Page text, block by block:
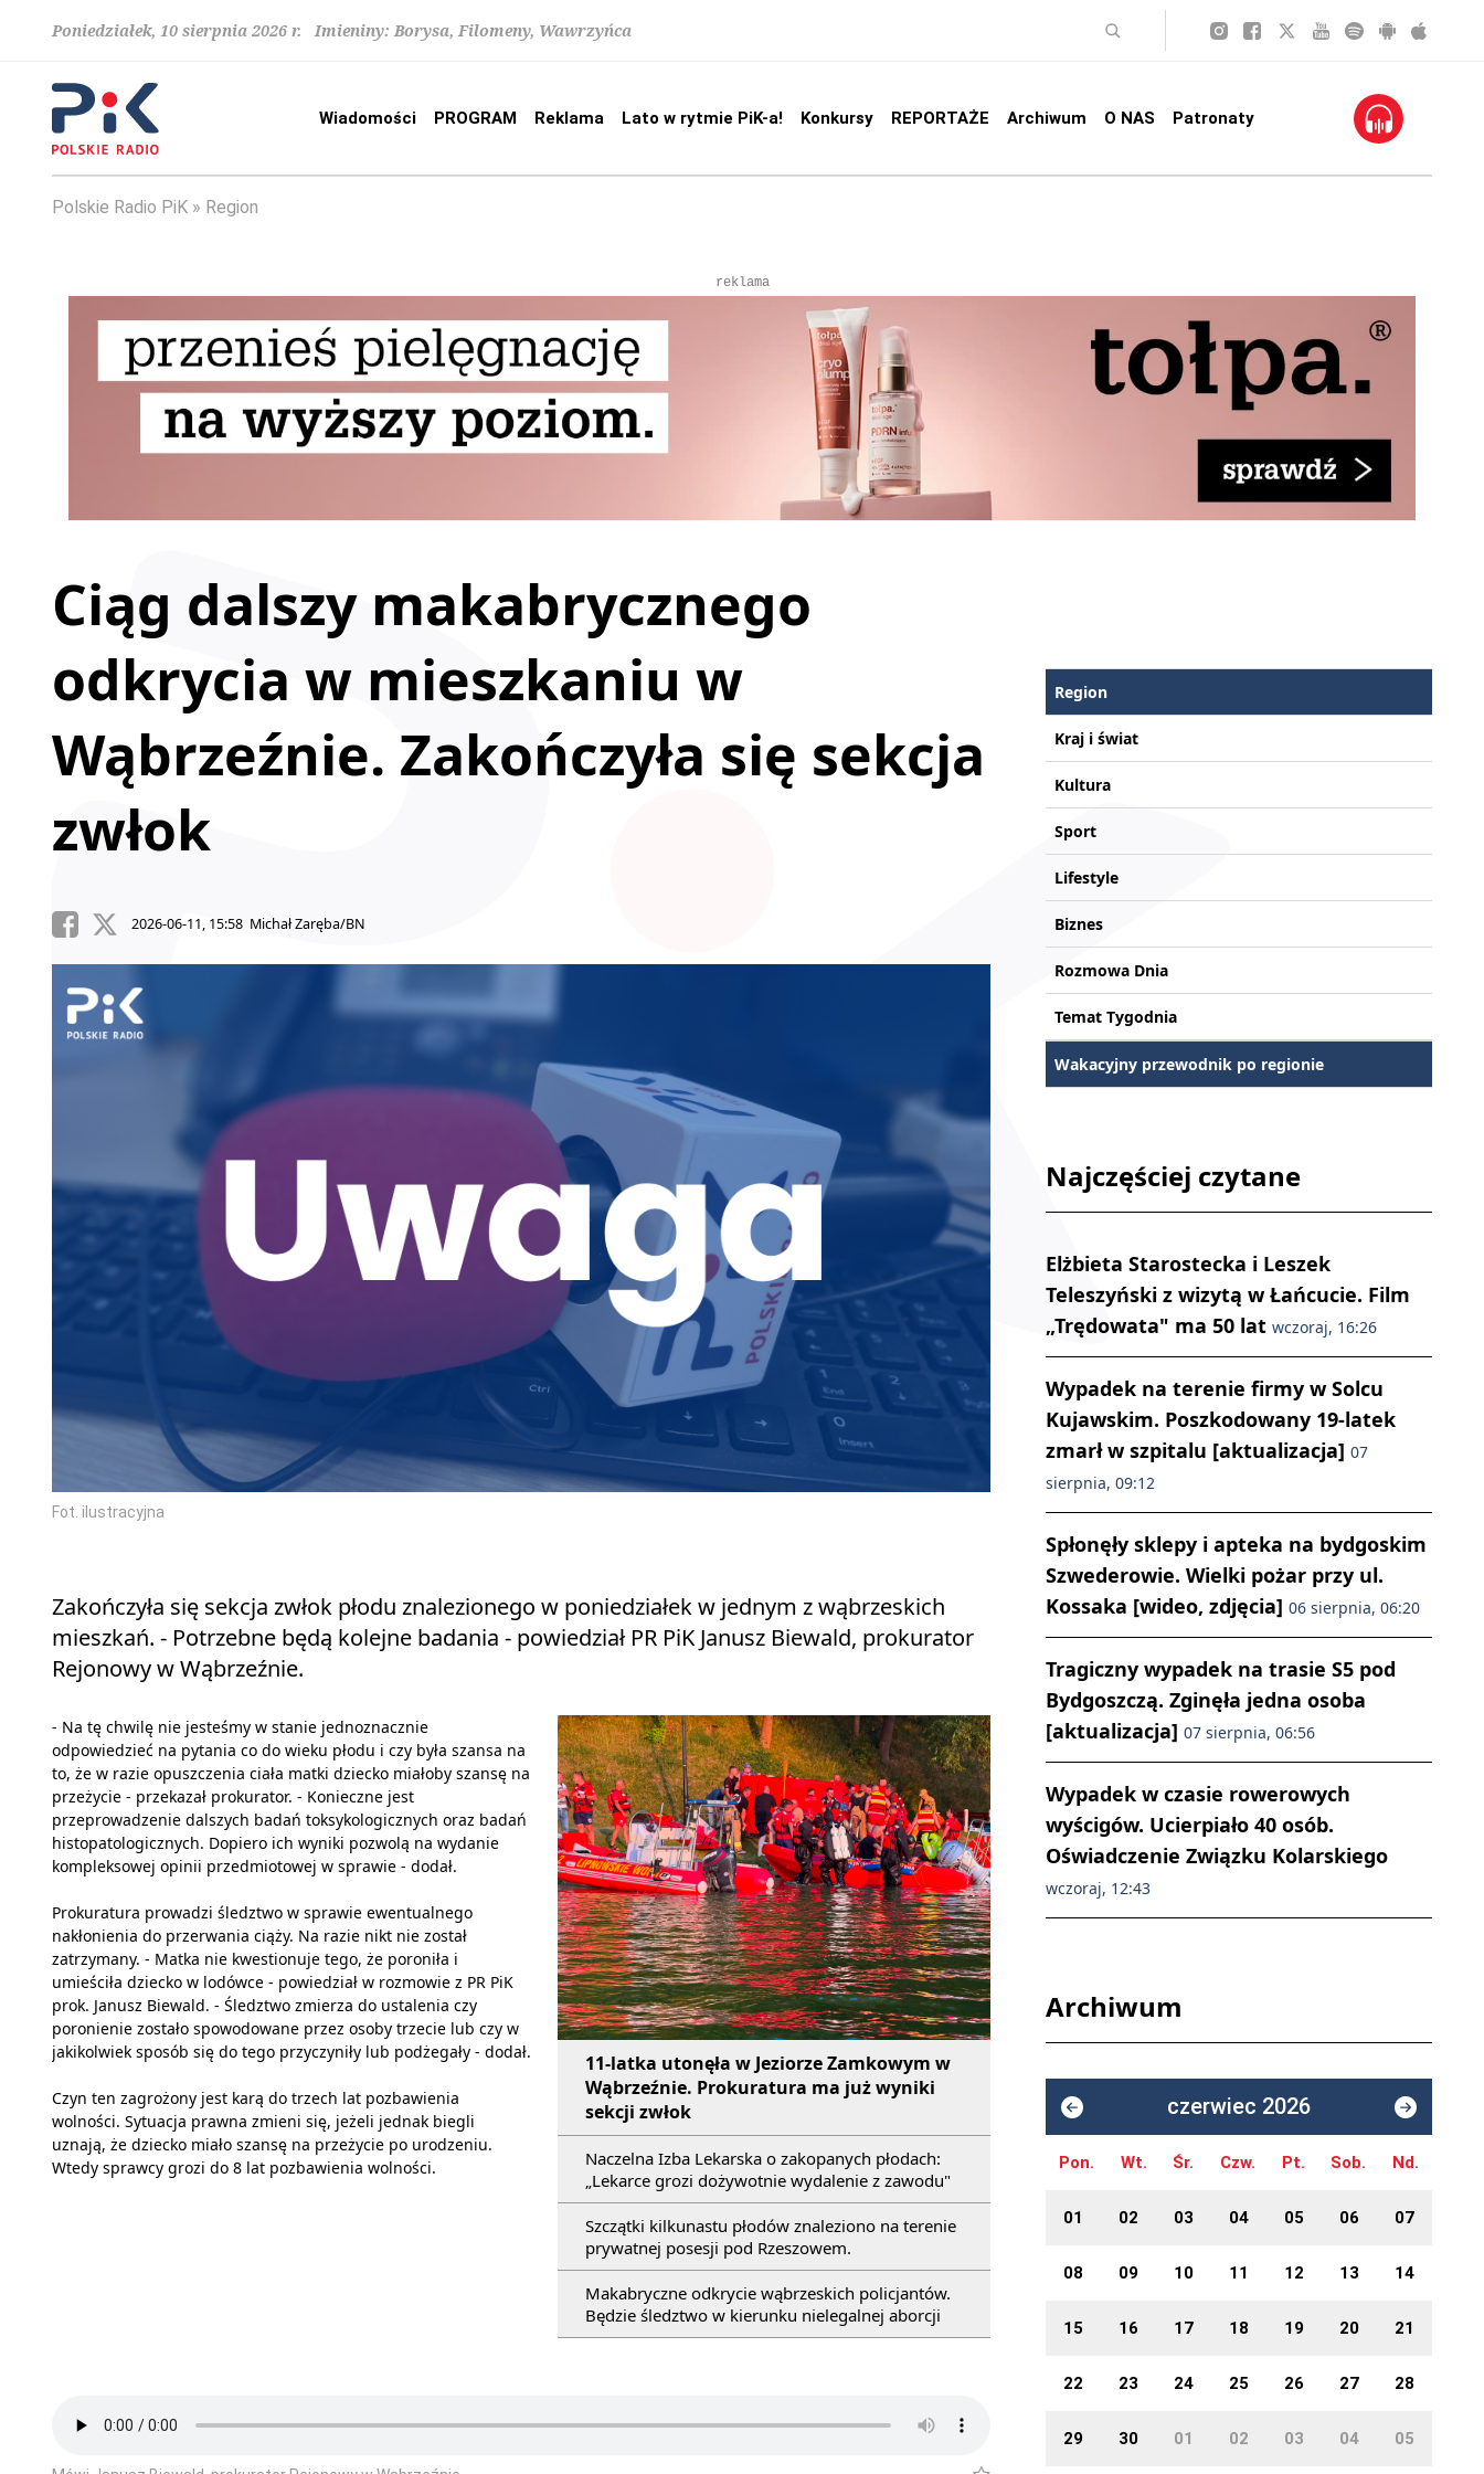
Poniedziałek, 10 sierpnia 2026 r. Imieniny: Borysa, Filomeny, Wawrzyńca
Wiadomości PROGRAM Reklama Lato w rytmie PiK-a! Konkursy REPORTAŻE Archiwum O NAS Patronaty
Polskie Radio PiK Region
reklama
Ciąg dalszy makabrycznego
odkrycia w mieszkaniu w
Wąbrzeźnie. Zakończyła się sekcja
zwłok
2026-06-11, 15:58 Michał Zaręba/BN
Fot. ilustracyjna
Zakończyła się sekcja zwłok płodu znalezionego w poniedziałek w jednym z wąbrzeskich
mieszkań. - Potrzebne będą kolejne badania - powiedział PR PiK Janusz Biewald, prokurator
Rejonowy w Wąbrzeźnie.
11-latka utonęła w Jeziorze Zamkowym w
Wąbrzeźnie. Prokuratura ma już wyniki
sekcji zwłok
Naczelna Izba Lekarska o zakopanych płodach:
„Lekarce grozi dożywotnie wydalenie z zawodu"
Szczątki kilkunastu płodów znaleziono na terenie
prywatnej posesji pod Rzeszowem.
Makabryczne odkrycie wąbrzeskich policjantów.
Będzie śledztwo w kierunku nielegalnej aborcji
- Na tę chwilę nie jesteśmy w stanie jednoznacznie
odpowiedzieć na pytania co do wieku płodu i czy była szansa na
to, że w razie opuszczenia ciała matki dziecko miałoby szansę na
przeżycie - przekazał prokurator. - Konieczne jest
przeprowadzenie dalszych badań toksykologicznych oraz badań
histopatologicznych. Dopiero ich wyniki pozwolą na wydanie
kompleksowej opinii przedmiotowej w sprawie - dodał.
Prokuratura prowadzi śledztwo w sprawie ewentualnego
nakłonienia do przerwania ciąży. Na razie nikt nie został
zatrzymany. - Matka nie kwestionuje tego, że poroniła i
umieściła dziecko w lodówce - powiedział w rozmowie z PR PiK
prok. Janusz Biewald. - Śledztwo zmierza do ustalenia czy
poronienie zostało spowodowane przez osoby trzecie lub czy w
jakikolwiek sposób się do tego przyczyniły lub podżegały - dodał.
Czyn ten zagrożony jest karą do trzech lat pozbawienia
wolności. Sytuacja prawna zmieni się, jeżeli jednak biegli
uznają, że dziecko miało szansę na przeżycie po urodzeniu.
Wtedy sprawcy grozi do 8 lat pozbawienia wolności.
Region
Kraj i świat
Kultura
Sport
Lifestyle
Biznes
Rozmowa Dnia
Temat Tygodnia
Wakacyjny przewodnik po regionie
Najczęściej czytane
Elżbieta Starostecka i Leszek
Teleszyński z wizytą w Łańcucie. Film
„Trędowata" ma 50 lat wczoraj, 16:26
Wypadek na terenie firmy w Solcu
Kujawskim. Poszkodowany 19-latek
zmarł w szpitalu [aktualizacja] 07
sierpnia, 09:12
Spłonęły sklepy i apteka na bydgoskim
Szwederowie. Wielki pożar przy ul.
Kossaka [wideo, zdjęcia] 06 sierpnia, 06:20
Tragiczny wypadek na trasie S5 pod
Bydgoszczą. Zginęła jedna osoba
[aktualizacja] 07 sierpnia, 06:56
Wypadek w czasie rowerowych
wyścigów. Ucierpiało 40 osób.
Oświadczenie Związku Kolarskiego
wczoraj, 12:43
Archiwum
czerwiec 2026
Pon. Wt. Śr. Czw. Pt. Sob. Nd.
01 02 03 04 05 06 07
08 09 10 11 12 13 14
15 16 17 18 19 20 21
22 23 24 25 26 27 28
29 30 01 02 03 04 05